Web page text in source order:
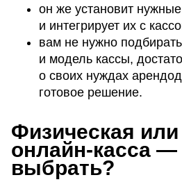
он же установит
и интегрирует их с
вам не нужно
и модель кассы,
о своих нуждах
готовое решение.
Физическая
онлайн-касса —
выбрать?